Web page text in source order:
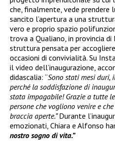
che, finalmente, vede
sancito l’apertura a una
vero e proprio spazio
trova a Qualiano, in provincia
struttura pensata per
occasioni di convivialità. Su
il video dell’inaugurazione,
didascalia: “Sono stati mesi duri,
perché la soddisfazione di
stata impagabile! Grazie a tutte
persone che vogliono venire e
braccia aperte.”Durante
emozionati, Chiara e Alfonso
nostro sogno di vita.”